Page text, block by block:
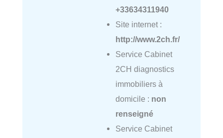
+33634311940
Site internet :
http://www.2ch.fr/
Service Cabinet
2CH diagnostics
immobiliers à
domicile : non
renseigné
Service Cabinet